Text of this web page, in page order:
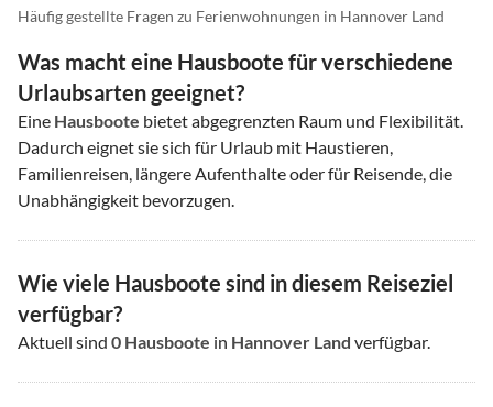
Häufig gestellte Fragen zu Ferienwohnungen in Hannover Land
Was macht eine Hausboote für verschiedene
Urlaubsarten geeignet?
Eine Hausboote bietet abgegrenzten Raum und Flexibilität.
Dadurch eignet sie sich für Urlaub mit Haustieren,
Familienreisen, längere Aufenthalte oder für Reisende, die
Unabhängigkeit bevorzugen.
Wie viele Hausboote sind in diesem Reiseziel
verfügbar?
Aktuell sind 0 Hausboote in Hannover Land verfügbar.